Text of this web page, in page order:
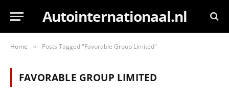
Autointernationaal.nl
Home » Posts Tagged "Favorable Group Limited"
FAVORABLE GROUP LIMITED